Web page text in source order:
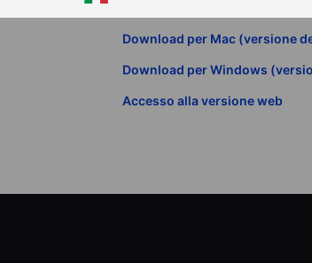
Download per Mac (versione
Download per Windows
Accesso alla versione web